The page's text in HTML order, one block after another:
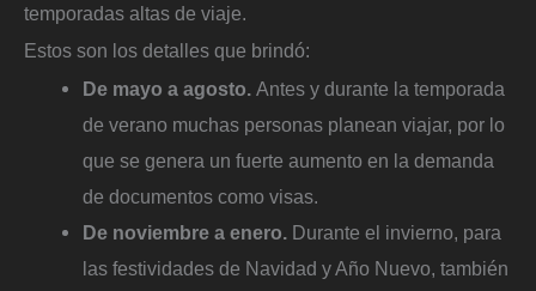
temporadas altas de viaje.
Estos son los detalles que brindó:
De mayo a agosto.Antes y durante la temporada
de verano muchas personas planean viajar, por lo
que se genera un fuerte aumento en la demanda
de documentos como visas.
De noviembre a enero. Durante el invierno, para
las festividades de Navidad y Año Nuevo, también